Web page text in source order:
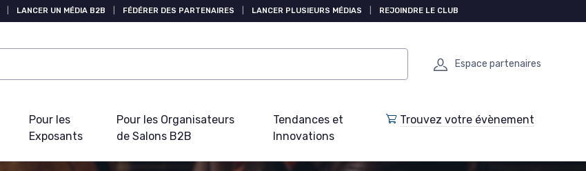
LANCER UN MÉDIA B2B FÉDÉRER DES PARTENAIRES LANCER PLUSIEURS MÉDIAS REJOINDRE LE CLUB
Espace partenaires
Pour les
Exposants
Pour les Organisateurs
de Salons B2B
Tendances et
Innovations
Trouvez votre évènement